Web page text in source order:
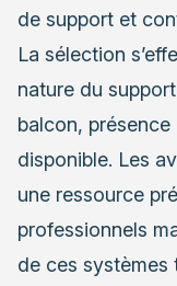
de support et
La sélection
nature du
balcon,
disponible. Les
une ressource
professionnels
de ces